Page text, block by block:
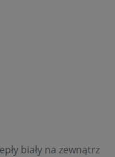
biały na zewnątrz